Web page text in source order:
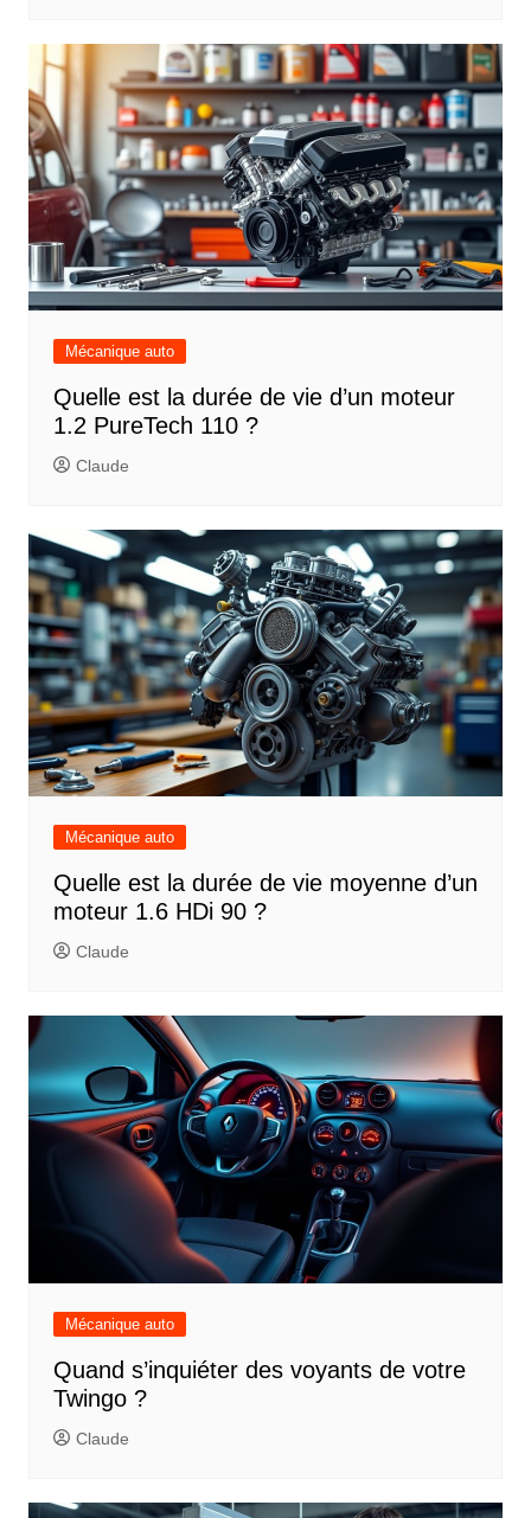
Mécanique auto
Quelle est la durée de vie d’un moteur
1.2 PureTech 110 ?
Claude
Mécanique auto
Quelle est la durée de vie moyenne d’un
moteur 1.6 HDi 90 ?
Claude
Mécanique auto
Quand s’inquiéter des voyants de votre
Twingo ?
Claude